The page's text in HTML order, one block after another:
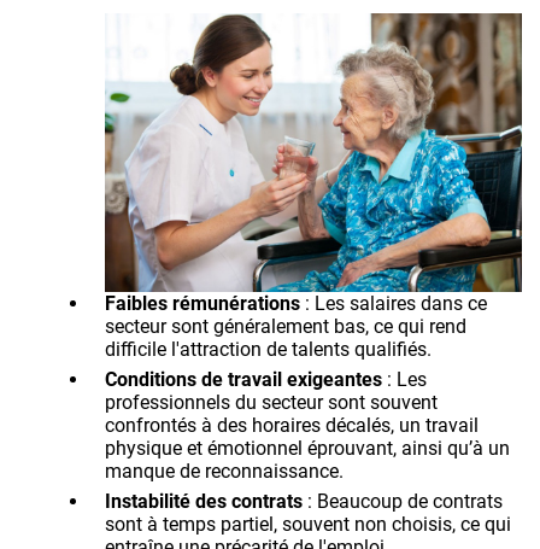
Faibles rémunérations : Les salaires dans ce
secteur sont généralement bas, ce qui rend
difficile l'attraction de talents qualifiés.
Conditions de travail exigeantes : Les
professionnels du secteur sont souvent
confrontés à des horaires décalés, un travail
physique et émotionnel éprouvant, ainsi qu’à un
manque de reconnaissance.
Instabilité des contrats : Beaucoup de contrats
sont à temps partiel, souvent non choisis, ce qui